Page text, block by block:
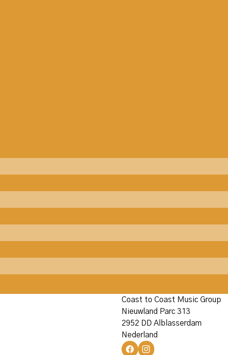
Coast to Coast Music Group
Nieuwland Parc 313
2952 DD Alblasserdam
Nederland